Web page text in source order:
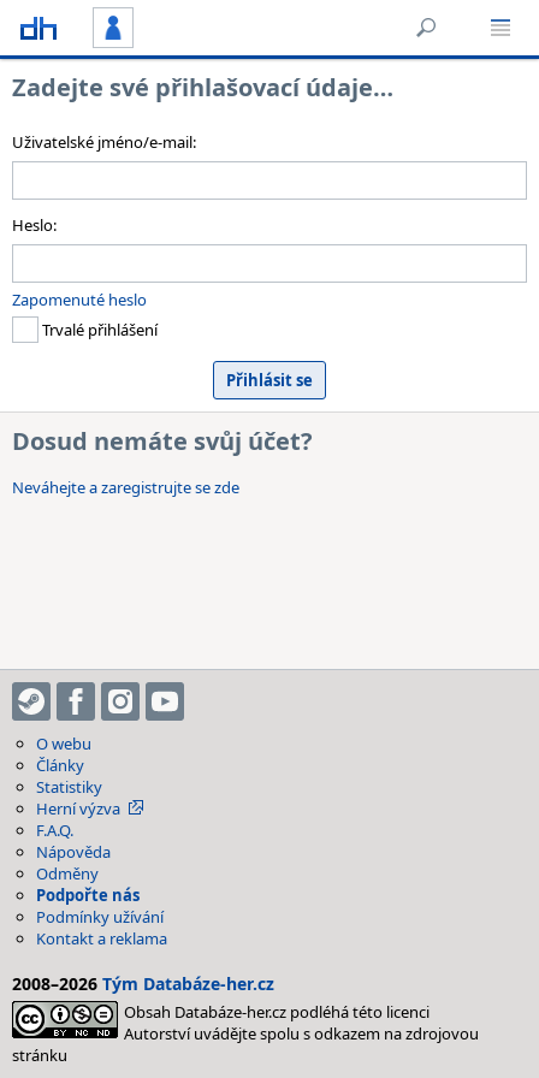
Zadejte své přihlašovací údaje…
Uživatelské jméno/e-mail:
Heslo:
Zapomenuté heslo
Trvalé přihlášení
Dosud nemáte svůj účet?
Neváhejte a zaregistrujte se zde
O webu
Články
Statistiky
Herní výzva
F.A.Q.
Nápověda
Odměny
Podpořte nás
Podmínky užívání
Kontakt a reklama
2008–2026 Tým Databáze-her.cz
Obsah Databáze-her.cz podléhá této licenci
Autorství uvádějte spolu s odkazem na zdrojovou
stránku